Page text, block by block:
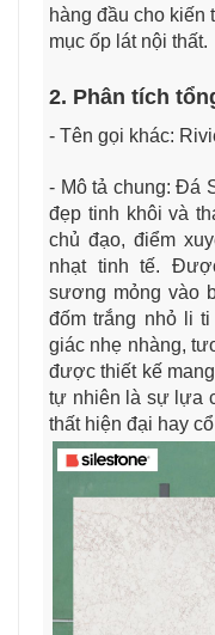
hàng đầu cho kiến
mục ốp lát nội thất.
2. Phân tích
- Tên gọi khác:
- Mô tả chung: Đá
đẹp tinh khôi và
chủ đạo, điểm
nhạt tinh tế.
sương mỏng vào
đốm trắng nhỏ li
giác nhẹ nhàng,
được thiết kế
tự nhiên là sự lựa
thất hiện đại hay